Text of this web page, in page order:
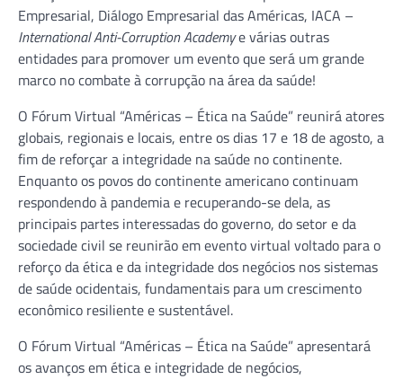
Empresarial, Diálogo Empresarial das Américas, IACA –
International Anti-Corruption Academye várias outras
entidades para promover um evento que será um grande
marco no combate à corrupção na área da saúde!
O Fórum Virtual “Américas – Ética na Saúde” reunirá atores
globais, regionais e locais, entre os dias 17 e 18 de agosto, a
fim de reforçar a integridade na saúde no continente.
Enquanto os povos do continente americano continuam
respondendo à pandemia e recuperando-se dela, as
principais partes interessadas do governo, do setor e da
sociedade civil se reunirão em evento virtual voltado para o
reforço da ética e da integridade dos negócios nos sistemas
de saúde ocidentais, fundamentais para um crescimento
econômico resiliente e sustentável.
O Fórum Virtual “Américas – Ética na Saúde” apresentará
os avanços em ética e integridade de negócios,